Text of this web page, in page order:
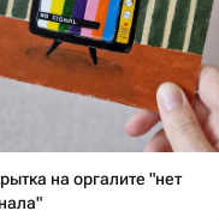
на оргалите "нет